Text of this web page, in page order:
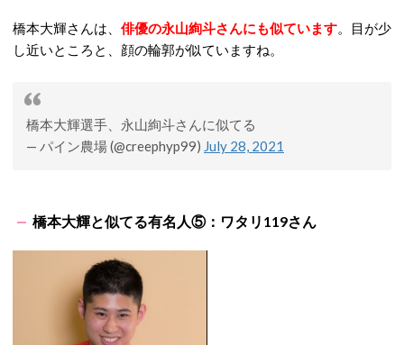
橋本大輝さんは、 俳優の永山絢斗さんにも似ています。目が少
し近いところと、顔の輪郭が似ていますね。
橋本大輝選手、永山絢斗さんに似てる
— パイン農場 (@creephyp99) July 28, 2021
橋本大輝と似てる有名人⑤：ワタリ119さん